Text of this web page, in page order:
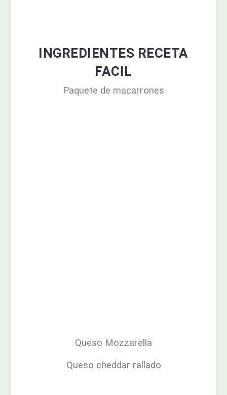
INGREDIENTES RECETA
FACIL
Paquete de macarrones
Queso Mozzarella
Queso cheddar rallado